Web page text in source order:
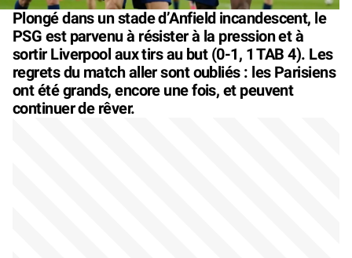
Plongé dans un stade d’Anfield incandescent, le
PSG est parvenu à résister à la pression et à
sortir Liverpool aux tirs au but (0-1, 1 TAB 4). Les
regrets du match aller sont oubliés : les Parisiens
ont été grands, encore une fois, et peuvent
continuer de rêver.